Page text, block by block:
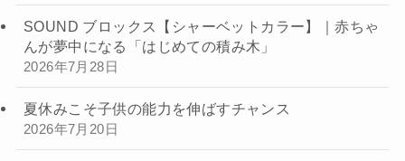
SOUND ブロックス【シャーベットカラー】｜赤ちゃ
んが夢中になる「はじめての積み木」
2026年7月28日
夏休みこそ子供の能力を伸ばすチャンス
2026年7月20日